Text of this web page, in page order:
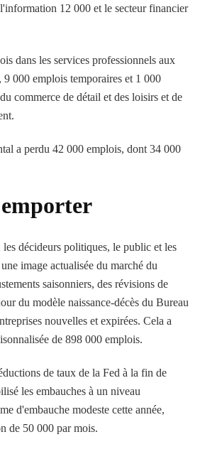
12 000 et le secteur financier
dans les services professionnels aux
9 000 emplois temporaires et 1 000
commerce de détail et des loisirs et de
a perdu 42 000 emplois, dont 34 000
décideurs politiques, le public et les
image actualisée du marché du
saisonniers, des révisions de
du modèle naissance-décès du Bureau
nouvelles et expirées. Cela a
de 898 000 emplois.
de taux de la Fed à la fin de
les embauches à un niveau
d'embauche modeste cette année,
de 50 000 par mois.